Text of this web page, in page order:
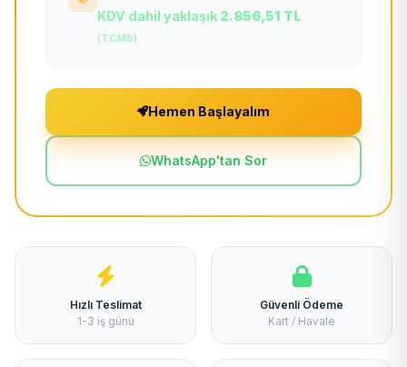
KDV dahil yaklaşık 2.856,51 TL
(TCMB)
Hemen Başlayalım
WhatsApp'tan Sor
Hızlı Teslimat
1-3 iş günü
Güvenli Ödeme
Kart / Havale